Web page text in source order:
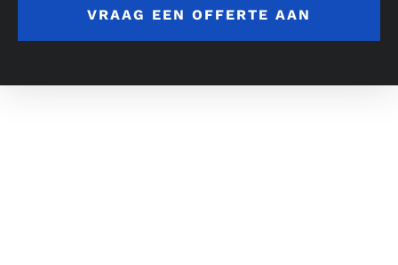
VRAAG EEN OFFERTE AAN